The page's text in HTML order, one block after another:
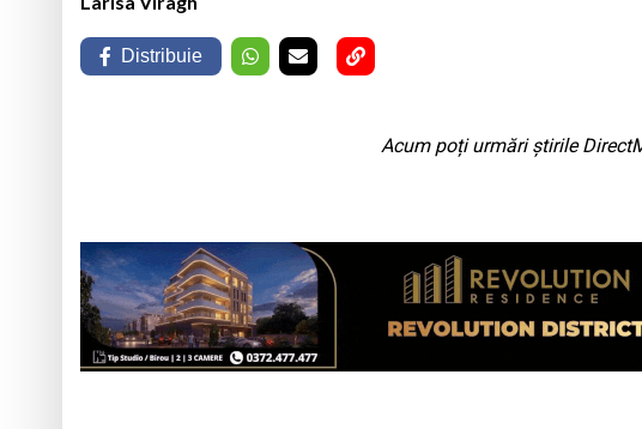
Distribuie
Acum poți urmări știrile